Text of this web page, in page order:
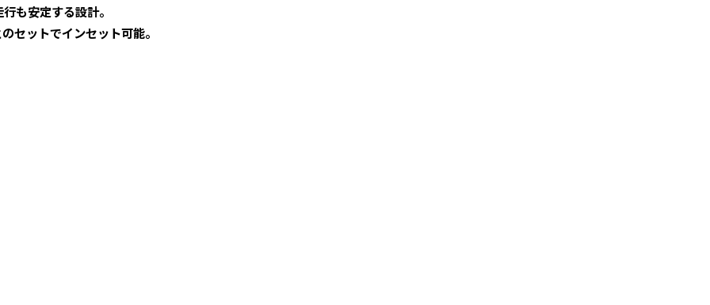
も安定する設計。
セットでインセット可能。